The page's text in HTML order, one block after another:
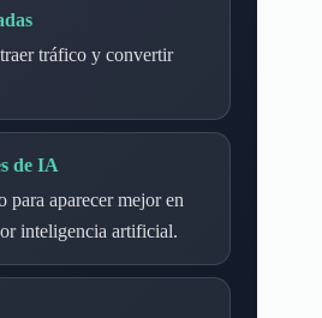
tráfico y convertir
de IA
para aparecer mejor en
inteligencia artificial.